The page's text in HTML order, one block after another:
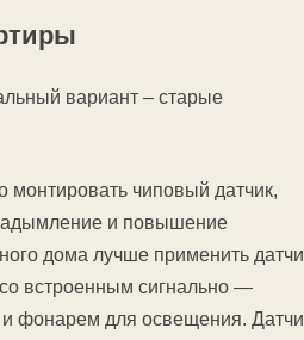
вариант – старые
монтировать чиповый датчик,
и повышение
дома лучше применить
встроенным сигнально —
и фонарем для освещения.